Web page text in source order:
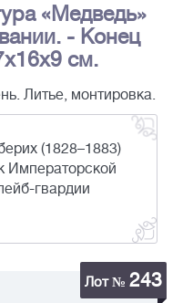
«Медведь»
- Конец
см.
Литье, монтировка.
(1828–1883)
Императорской
гвардии
Лот № 243